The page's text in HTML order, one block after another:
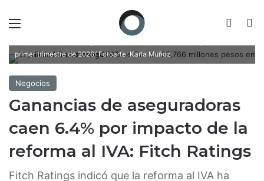
primer trimestre de 2026/ Fotoarte: Karla Muñoz
Negocios
Ganancias de aseguradoras
caen 6.4% por impacto de la
reforma al IVA: Fitch Ratings
Fitch Ratings indicó que la reforma al IVA ha